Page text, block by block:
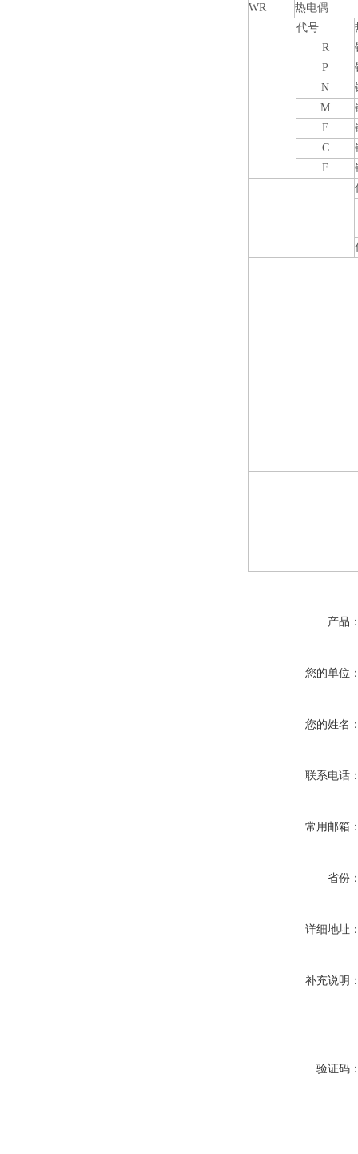
WR
热电偶
代号
R
P
N
M
E
C
F
产品
您的单位
您的姓名
联系电话
常用邮箱
省份
详细地址
补充说明
验证码